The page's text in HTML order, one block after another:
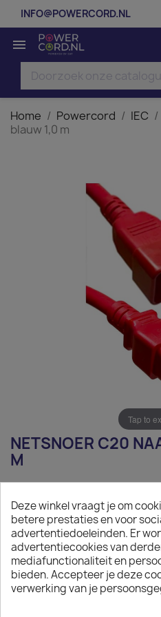
INFO@POWERCORD.NL

Home Powercord IEC
blauw 1,0 m
Tap to
NETSNOER C20
M
Exclusief belasting
Netsnoer C20 naar C19 blauw
Aantal
 IN
Deze winkel vraagt je om
betere prestaties en voor
advertentiedoeleinden. Er
advertentiecookies van
mediafunctionaliteit en
bieden. Accepteer je deze
verwerking van je